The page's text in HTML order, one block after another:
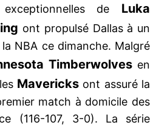
de Luka
ont propulsé Dallas à un
NBA ce dimanche. Malgré
Timberwolvesen
Mavericks ont assuré la
match à domicile des
(116-107, 3-0). La série